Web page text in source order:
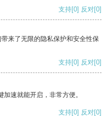
支持[0] 反对[0]
来了无限的隐私保护和安全性保
支持[0] 反对[0]
速就能开启，非常方便。
支持[0] 反对[0]